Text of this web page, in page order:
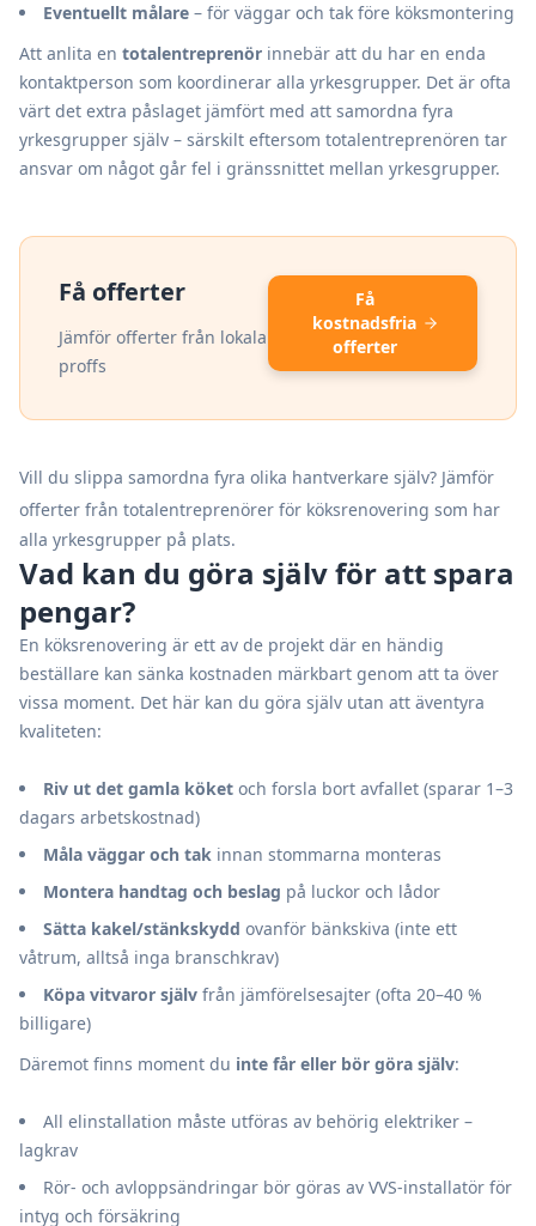
Eventuellt målare – för väggar och tak före köksmontering
Att anlita en totalentreprenör innebär att du har en enda
kontaktperson som koordinerar alla yrkesgrupper. Det är ofta
värt det extra påslaget jämfört med att samordna fyra
yrkesgrupper själv – särskilt eftersom totalentreprenören tar
ansvar om något går fel i gränssnittet mellan yrkesgrupper.
Få offerter
Jämför offerter från lokala
proffs
Få
kostnadsfria
offerter
Vill du slippa samordna fyra olika hantverkare själv? Jämför
offerter från totalentreprenörer för köksrenovering som har
alla yrkesgrupper på plats.
Vad kan du göra själv för att spara
pengar?
En köksrenovering är ett av de projekt där en händig
beställare kan sänka kostnaden märkbart genom att ta över
vissa moment. Det här kan du göra själv utan att äventyra
kvaliteten:
Riv ut det gamla köket och forsla bort avfallet (sparar 1–3
dagars arbetskostnad)
Måla väggar och tak innan stommarna monteras
Montera handtag och beslag på luckor och lådor
Sätta kakel/stänkskydd ovanför bänkskiva (inte ett
våtrum, alltså inga branschkrav)
Köpa vitvaror själv från jämförelsesajter (ofta 20–40 %
billigare)
Däremot finns moment du inte får eller bör göra själv:
All elinstallation måste utföras av behörig elektriker –
lagkrav
Rör- och avloppsändringar bör göras av VVS-installatör för
intyg och försäkring